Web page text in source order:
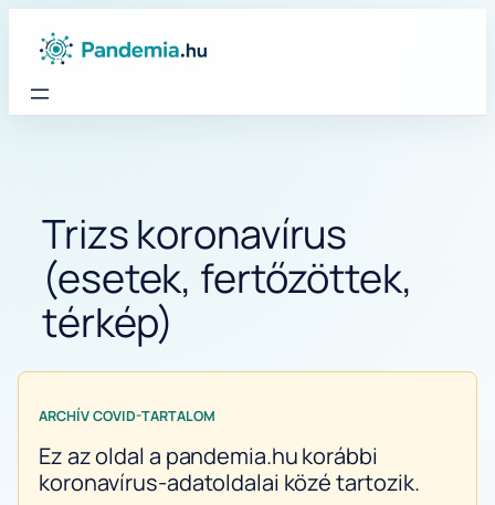
Trizs koronavírus
(esetek, fertőzöttek,
térkép)
ARCHÍV COVID-TARTALOM
Ez az oldal a pandemia.hu korábbi
koronavírus-adatoldalai közé tartozik.